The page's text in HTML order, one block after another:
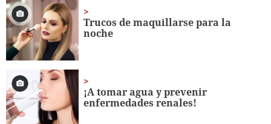
1
minute,
56
seconds
Trucos de maquillarse para la
noche
¡A tomar agua y prevenir
enfermedades renales!